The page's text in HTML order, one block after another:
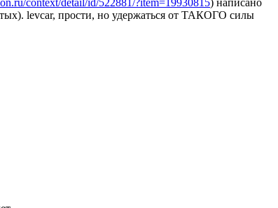
context/detail/id/522881/?item=19930815) написано
levcar, прости, но удержаться от ТАКОГО силы